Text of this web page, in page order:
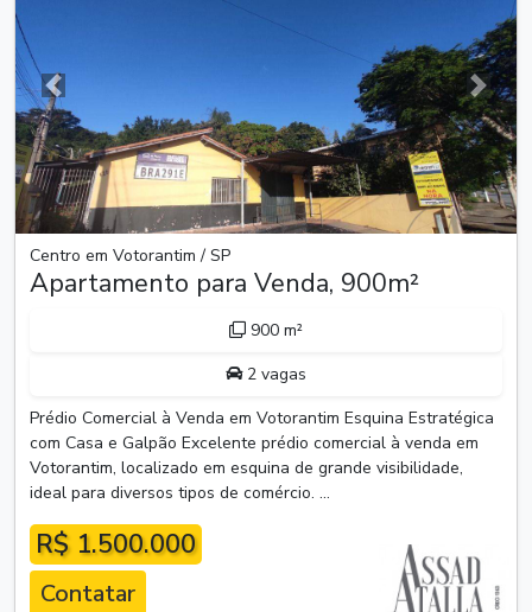
Anterior
Centro em Votorantim / SP
Apartamento para Venda, 900m²
900 m²
2 vagas
Prédio Comercial à Venda em Votorantim Esquina Estratégica
com Casa e Galpão Excelente prédio comercial à venda em
Votorantim, localizado em esquina de grande visibilidade,
ideal para diversos tipos de comércio. ...
R$ 1.500.000
Contatar